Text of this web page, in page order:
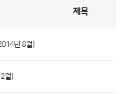
제목
년 8월)
월)